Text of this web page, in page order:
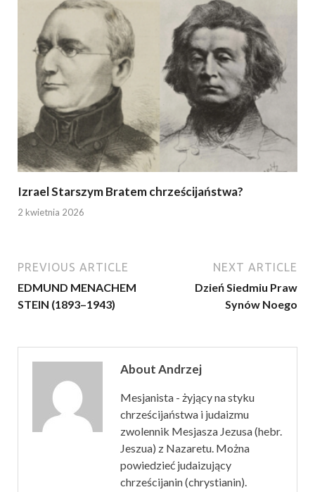
Izrael Starszym Bratem chrześcijaństwa?
2 kwietnia 2026
PREVIOUS ARTICLE
EDMUND MENACHEM
STEIN (1893–1943)
NEXT ARTICLE
Dzień Siedmiu Praw
Synów Noego
About Andrzej
Mesjanista - żyjący na styku
chrześcijaństwa i judaizmu
zwolennik Mesjasza Jezusa (hebr.
Jeszua) z Nazaretu. Można
powiedzieć judaizujący
chrześcijanin (chrystianin).